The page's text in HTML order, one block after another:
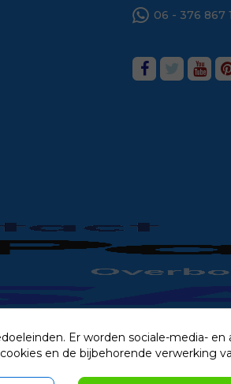
06 - 376 867
Er worden sociale-media- en
en de bijbehorende verwerking